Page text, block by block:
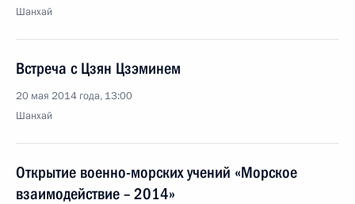
Шанхай
Встреча с Цзян Цзэминем
20 мая 2014 года, 13:00
Шанхай
Открытие военно-морских учений «Морское
взаимодействие – 2014»